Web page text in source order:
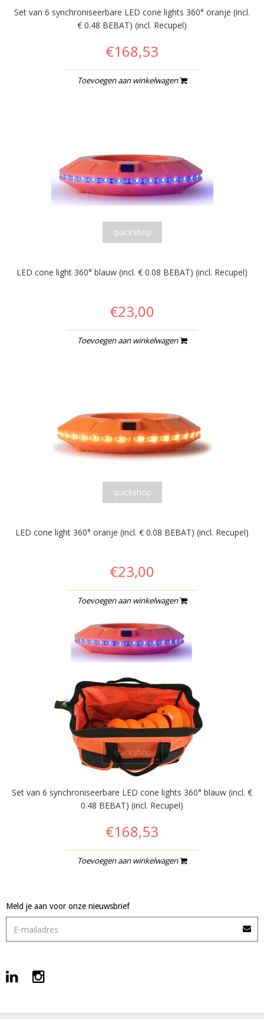
Set van 6 synchroniseerbare LED cone lights 360° oranje (incl.
€ 0.48 BEBAT) (incl. Recupel)
€168,53
Toevoegen aan winkelwagen
quickshop
LED cone light 360° blauw (incl. € 0.08 BEBAT) (incl. Recupel)
€23,00
Toevoegen aan winkelwagen
quickshop
LED cone light 360° oranje (incl. € 0.08 BEBAT) (incl. Recupel)
€23,00
Toevoegen aan winkelwagen
quickshop
Set van 6 synchroniseerbare LED cone lights 360° blauw (incl. €
0.48 BEBAT) (incl. Recupel)
€168,53
Toevoegen aan winkelwagen
Meld je aan voor onze nieuwsbrief